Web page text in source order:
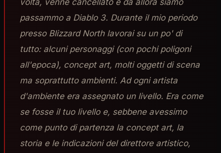
passammo a Diablo 3. Durante il mio periodo
presso Blizzard North lavorai su un po' di
tutto: alcuni personaggi (con pochi poligoni
all'epoca), concept art, molti oggetti di scena
ma soprattutto ambienti. Ad ogni artista
d'ambiente era assegnato un livello. Era come
se fosse il tuo livello e, sebbene avessimo
come punto di partenza la concept art, la
storia e le indicazioni del direttore artistico,